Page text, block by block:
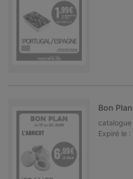
Bon Plan
catalogue
Expiré le :